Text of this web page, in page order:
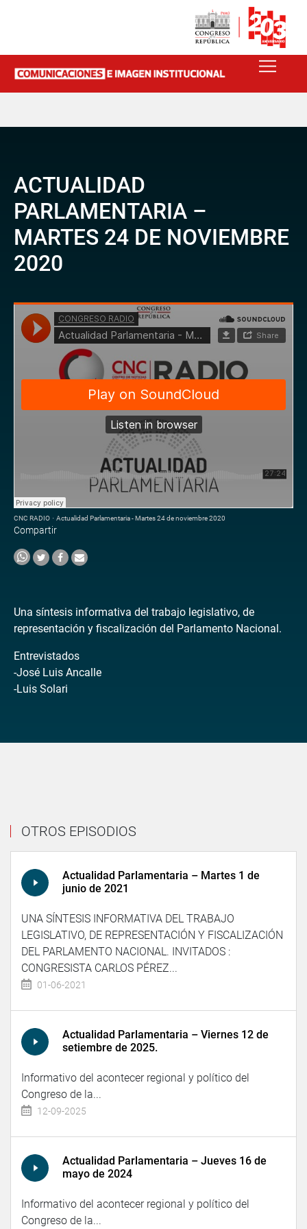
ACTUALIDAD
PARLAMENTARIA –
MARTES 24 DE NOVIEMBRE
2020
CNC RADIO · Actualidad Parlamentaria - Martes 24 de noviembre 2020
Compartir
Una síntesis informativa del trabajo legislativo, de
representación y fiscalización del Parlamento Nacional.
Entrevistados
-José Luis Ancalle
-Luis Solari
OTROS EPISODIOS
Actualidad Parlamentaria – Martes 1 de
junio de 2021
UNA SÍNTESIS INFORMATIVA DEL TRABAJO
LEGISLATIVO, DE REPRESENTACIÓN Y FISCALIZACIÓN
DEL PARLAMENTO NACIONAL. INVITADOS :
CONGRESISTA CARLOS PÉREZ...
01-06-2021
Actualidad Parlamentaria – Viernes 12 de
setiembre de 2025.
Informativo del acontecer regional y político del
Congreso de la...
12-09-2025
Actualidad Parlamentaria – Jueves 16 de
mayo de 2024
Informativo del acontecer regional y político del
Congreso de la...